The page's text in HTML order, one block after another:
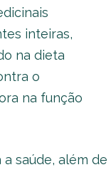
inteiras,
na dieta
o
na função
saúde, além de